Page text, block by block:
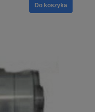
Do koszyka